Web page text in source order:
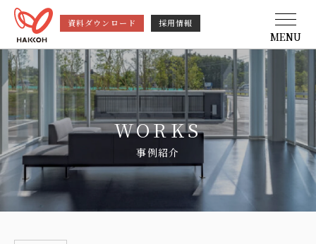
資料ダウンロード 採用情報
MENU
WORKS
事例紹介